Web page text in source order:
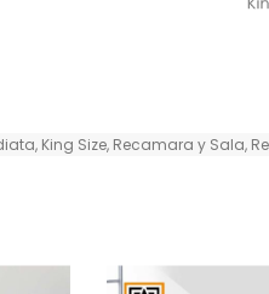
, King Size, Recamara y Sala,